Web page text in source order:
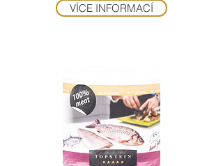
VÍCE INFORMACÍ